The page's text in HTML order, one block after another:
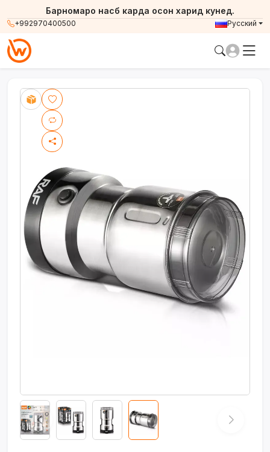
+992970400500
Барномаро насб карда осон харид кунед.
Русский